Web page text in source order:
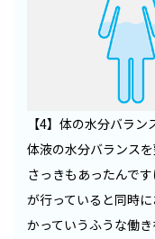
【4】体の水分バラン
体液の水分バランスを
さっきもあったんで
が行っていると同時
かっていうふうな働き